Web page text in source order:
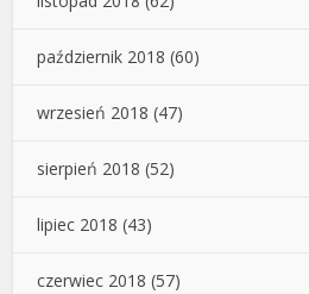
październik 2018 (60)
wrzesień 2018 (47)
sierpień 2018 (52)
lipiec 2018 (43)
czerwiec 2018 (57)